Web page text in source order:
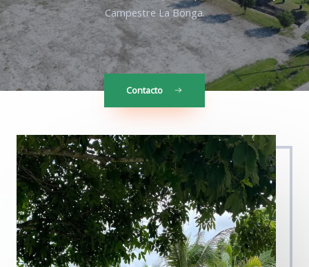
Campestre La Bonga.
Contacto